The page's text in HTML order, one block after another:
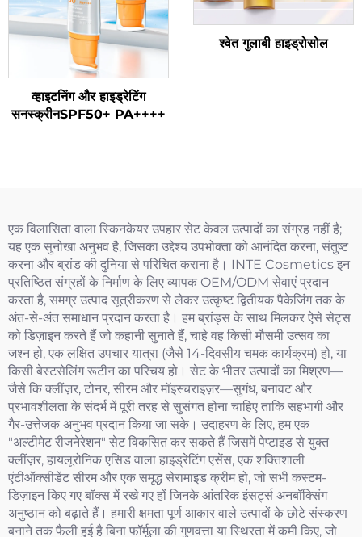
व्हाइटनिंग और हाइड्रेटिंग
सनस्क्रीनSPF50+ PA++++
श्वेत गुलाबी हाइड्रोसोल
एक विलासिता वाला स्किनकेयर उपहार सेट केवल उत्पादों का संग्रह नहीं है;
यह एक सुनोखा अनुभव है, जिसका उद्देश्य उपभोक्ता को आनंदित करना, संतुष्ट
करना और ब्रांड की दुनिया से परिचित कराना है। INTE Cosmetics इन
प्रतिष्ठित संग्रहों के निर्माण के लिए व्यापक OEM/ODM सेवाएं प्रदान
करता है, समग्र उत्पाद सूत्रीकरण से लेकर उत्कृष्ट द्वितीयक पैकेजिंग तक के
अंत-से-अंत समाधान प्रदान करता है। हम ब्रांड्स के साथ मिलकर ऐसे सेट्स
को डिज़ाइन करते हैं जो कहानी सुनाते हैं, चाहे वह किसी मौसमी उत्सव का
जश्न हो, एक लक्षित उपचार यात्रा (जैसे 14-दिवसीय चमक कार्यक्रम) हो, या
किसी बेस्टसेलिंग रूटीन का परिचय हो। सेट के भीतर उत्पादों का मिश्रण—
जैसे कि क्लींज़र, टोनर, सीरम और मॉइस्चराइज़र—सुगंध, बनावट और
प्रभावशीलता के संदर्भ में पूरी तरह से सुसंगत होना चाहिए ताकि सहभागी और
गैर-उत्तेजक अनुभव प्रदान किया जा सके। उदाहरण के लिए, हम एक
"अल्टीमेट रीजनेरेशन" सेट विकसित कर सकते हैं जिसमें पेप्टाइड से युक्त
क्लींज़र, हायलूरोनिक एसिड वाला हाइड्रेटिंग एसेंस, एक शक्तिशाली
एंटीऑक्सीडेंट सीरम और एक समृद्ध सेरामाइड क्रीम हो, जो सभी कस्टम-
डिज़ाइन किए गए बॉक्स में रखे गए हों जिनके आंतरिक इंसर्ट्स अनबॉक्सिंग
अनुष्ठान को बढ़ाते हैं। हमारी क्षमता पूर्ण आकार वाले उत्पादों के छोटे संस्करण
बनाने तक फैली हुई है बिना फॉर्मूला की गुणवत्ता या स्थिरता में कमी किए, जो